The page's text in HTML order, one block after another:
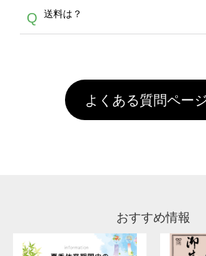
からご利用頂けます。ポイン
年間です。【会員ランク】
文回数により会員ランク割引
頂いても、ログインがされて
クにカウントがされません。
といって、プリントを定着さ
を塗布しており、短納期・低
害な性質で、水洗いで落とす
お手数ですが、お客様ご自身
していただけますようお願
通常注文・直送機能でのご注
A
ません。いずれのデータも該
像(JPEG,PNG,GIF,PDF)に変
Q 送料は？
引」などによるお値引きで
場合は送料がかかりますので
い。
よくある質問ペー
おすすめ情報